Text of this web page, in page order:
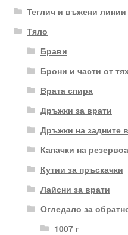
Теглич и въжени линии
Тяло
Брави
Брони и части от
Врата спира
Дръжки за врати
Дръжки на задните
Капачки на
Кутии за пръскачки
Лайсни за врати
Огледало за
1007 г